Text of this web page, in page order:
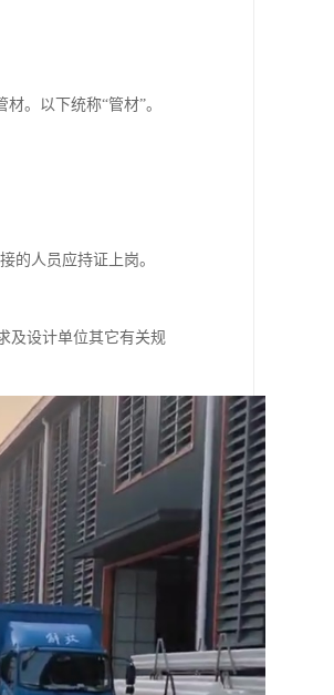
。以下统称“管材”。
的人员应持证上岗。
及设计单位其它有关规